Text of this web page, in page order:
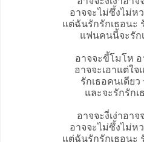
อาจจะไม่ซึ้งไม่ห
แต่ฉันรักรักเธอนะ
แฟนคนนี้จะรัก
อาจจะขี้โมโห อ
อาจจะเอาแต่ใ
รักเธอคนเดียว
และจะรักรักเ
อาจจะงี่เง่าอา
อาจจะไม่ซึ้งไม่ห
แต่ฉันรักรักเธอนะ